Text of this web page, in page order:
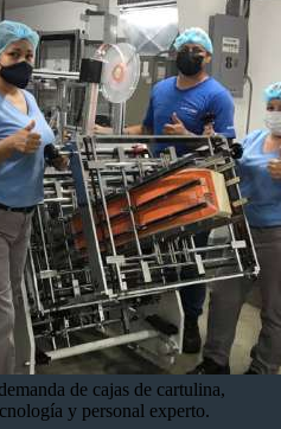
de cajas de cartulina,
y personal experto.